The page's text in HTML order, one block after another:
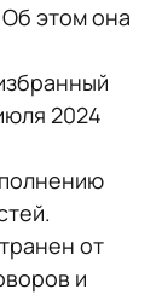
этом она
2024
от
и